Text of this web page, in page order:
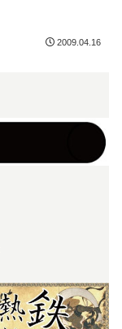
2009.04.16